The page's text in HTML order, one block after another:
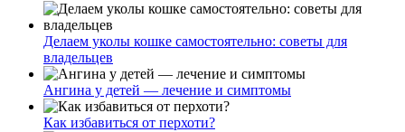
Делаем уколы кошке самостоятельно: советы для
владельцев
Ангина у детей — лечение и симптомы
Как избавиться от перхоти?